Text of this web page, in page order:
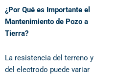
¿Por Qué es Importante el
Mantenimiento de Pozo a
Tierra?
La resistencia del terreno y
del electrodo puede variar